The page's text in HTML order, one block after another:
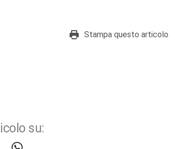
Stampa questo articolo
su: